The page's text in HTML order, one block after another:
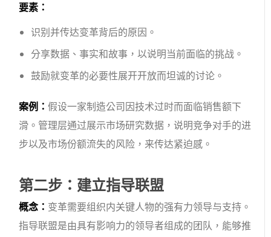
要素：
识别并传达变革背后的原因。
分享数据、事实和故事，以说明当前面临的挑战。
鼓励就变革的必要性展开开放而坦诚的讨论。
案例：假设一家制造公司因技术过时而面临销售额下
滑。管理层通过展示市场研究数据，说明竞争对手的进
步以及市场份额流失的风险，来传达紧迫感。
第二步：建立指导联盟
概念： 变革需要组织内关键人物的强有力领导与支持。
指导联盟是由具有影响力的领导者组成的团队，能够推